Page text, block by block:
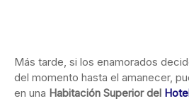
Más tarde, si los enamorados
del momento hasta el amanecer,
en una Habitación Superior del